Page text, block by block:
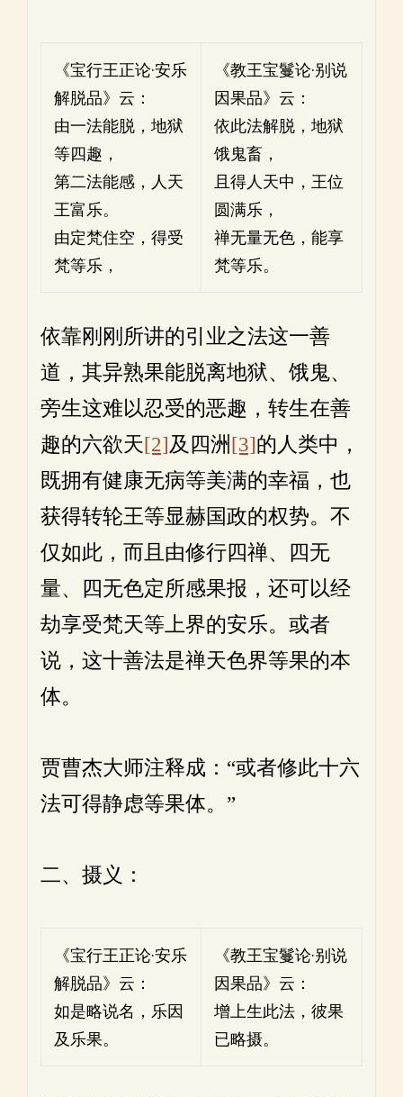
《宝行王正论·安乐
解脱品》云：
由一法能脱，地狱
等四趣，
第二法能感，人天
王富乐。
由定梵住空，得受
梵等乐，
《教王宝鬘论·别说
因果品》云：
依此法解脱，地狱
饿鬼畜，
且得人天中，王位
圆满乐，
禅无量无色，能享
梵等乐。
依靠刚刚所讲的引业之法这一善
道，其异熟果能脱离地狱、饿鬼、
旁生这难以忍受的恶趣，转生在善
趣的六欲天[2]及四洲[3]的人类中，
既拥有健康无病等美满的幸福，也
获得转轮王等显赫国政的权势。不
仅如此，而且由修行四禅、四无
量、四无色定所感果报，还可以经
劫享受梵天等上界的安乐。或者
说，这十善法是禅天色界等果的本
体。
贾曹杰大师注释成：“或者修此十六
法可得静虑等果体。”
二、摄义：
《宝行王正论·安乐
解脱品》云：
如是略说名，乐因
及乐果。
《教王宝鬘论·别说
因果品》云：
增上生此法，彼果
已略摄。